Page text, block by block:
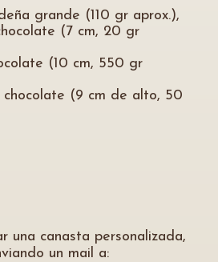
grande (110 gr aprox.),
(7 cm, 20 gr
(10 cm, 550 gr
chocolate (9 cm de alto, 50
una canasta personalizada,
un mail a: